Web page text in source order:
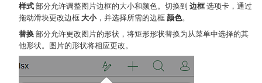
样式部分允许调整图片边框的大小和颜色。切换到 边框选项卡，通过
拖动滑块更改边框大小，并选择所需的边框颜色。
替换部分允许更改图片的形状，将矩形形状替换为从菜单中选择的其
他形状。图片的形状将相应更改。